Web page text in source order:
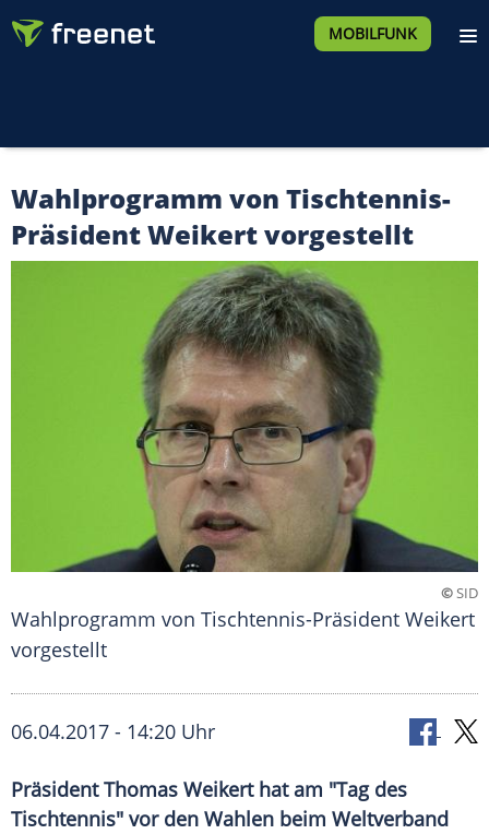
MOBILFUNK
Wahlprogramm von Tischtennis-
Präsident Weikert vorgestellt
©SID
Wahlprogramm von Tischtennis-Präsident Weikert
vorgestellt
06.04.2017 - 14:20 Uhr
Präsident Thomas Weikert hat am "Tag des
Tischtennis" vor den Wahlen beim Weltverband